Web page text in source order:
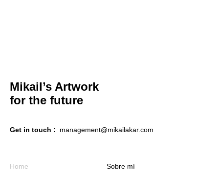
Mikail’s Artwork
for the future
Get in touch : management@mikailakar.com
Home Sobre mí